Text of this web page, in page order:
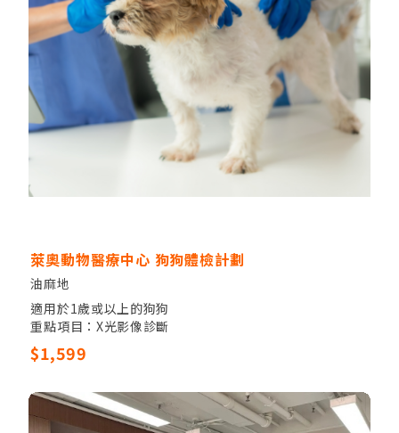
萊奧動物醫療中心 狗狗體檢計劃
油麻地
適用於1歲或以上的狗狗
重點項目：X光影像診斷
其他項目：獸醫觸診，全血細胞計數，17項生化指數
$1,599